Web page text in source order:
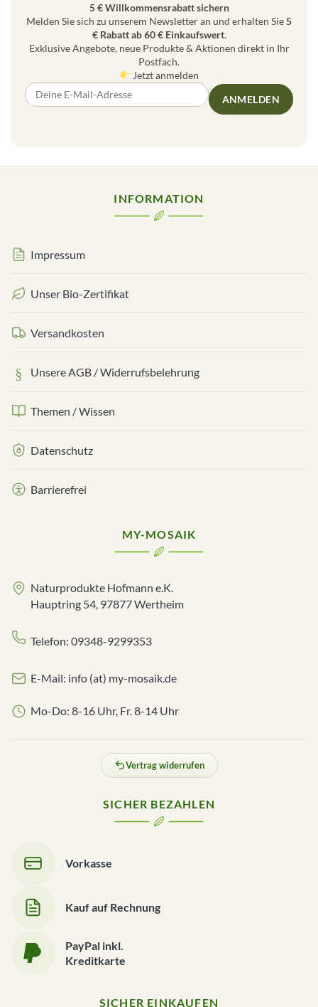
5 € Willkommensrabatt sichern
Melden Sie sich zu unserem Newsletter an und erhalten Sie5
€ Rabatt ab 60 € Einkaufswert.
Exklusive Angebote, neue Produkte & Aktionen direkt in Ihr
Postfach.
Jetzt anmelden
ANMELDEN
INFORMATION
Impressum
Unser Bio-Zertifikat
Versandkosten
Unsere AGB / Widerrufsbelehrung
Themen / Wissen
Datenschutz
Barrierefrei
MY-MOSAIK
Naturprodukte Hofmann e.K.
Hauptring 54, 97877 Wertheim
Telefon: 09348-9299353
E-Mail: info (at) my-mosaik.de
Mo-Do: 8-16 Uhr, Fr. 8-14 Uhr
Vertrag widerrufen
SICHER BEZAHLEN
Vorkasse
Kauf auf Rechnung
PayPal inkl.
Kreditkarte
SICHER EINKAUFEN